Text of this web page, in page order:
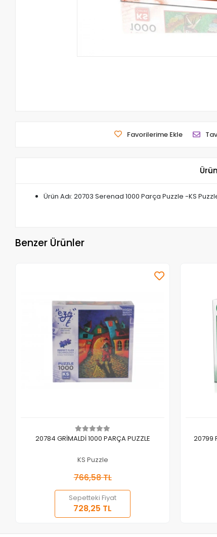
Favorilerime Ekle
Ürün Adı: 20703 Serenad 1000 Parça Puzzle -KS
Benzer Ürünler
Sepete Ekle
20784 GRİMALDİ 1000 PARÇA PUZZLE
KS Puzzle
766,58 TL
Sepetteki Fiyat
728,25 TL
20799